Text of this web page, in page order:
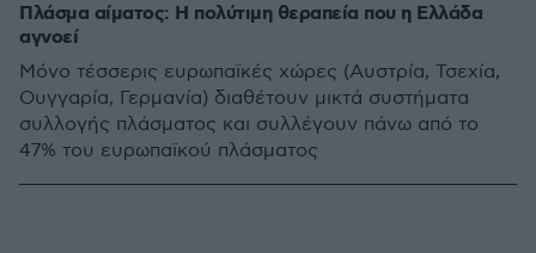
Πλάσμα αίματος: Η πολύτιμη θεραπεία που η Ελλάδα
αγνοεί
Μόνο τέσσερις ευρωπαϊκές χώρες (Αυστρία, Τσεχία,
Ουγγαρία, Γερμανία) διαθέτουν μικτά συστήματα
συλλογής πλάσματος και συλλέγουν πάνω από το
47% του ευρωπαϊκού πλάσματος